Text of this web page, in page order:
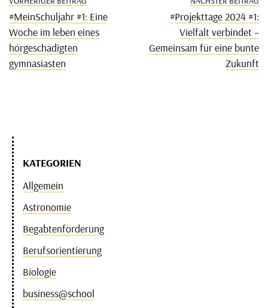
#MeinSchuljahr #1: Eine
Woche im leben eines
hörgeschädigten
gymnasiasten
#Projekttage 2024 #1:
Vielfalt verbindet –
Gemeinsam für eine bunte
Zukunft
KATEGORIEN
Allgemein
Astronomie
Begabtenförderung
Berufsorientierung
Biologie
business@school